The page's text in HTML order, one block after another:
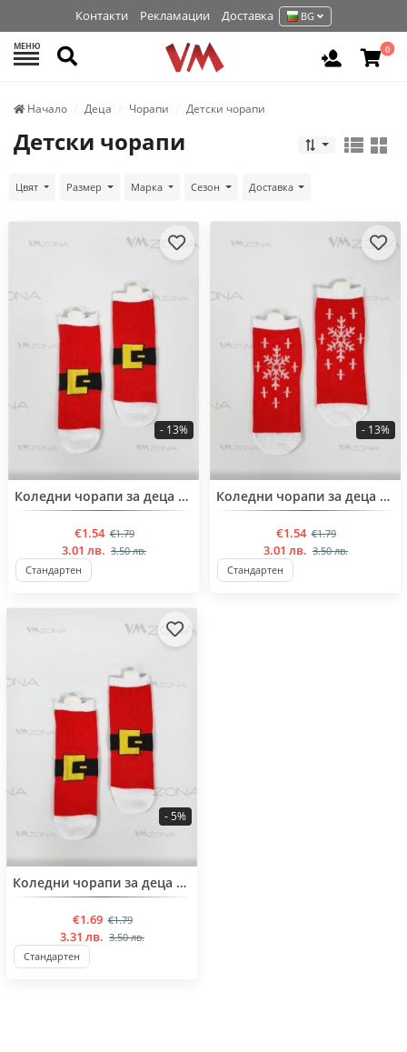
Контакти Рекламации Доставка BG
МЕНЮ Търси Вход /0
Начало Деца Чорапи Детски чорапи
Детски чорапи
Цвят Размер Марка Сезон Доставка
BESTSELLERКоледни чорапи за деца от 4 години до 5 години
€1.54 €1.79
- 13%
3.01 лв. 3.50 лв.
Стандартен
BESTSELLERКоледни чорапи за деца от 4 години до 5 години
€1.54 €1.79
- 13%
3.01 лв. 3.50 лв.
Стандартен
BESTSELLERКоледни чорапи за деца на 1 година
€1.69 €1.79
- 5%
3.31 лв. 3.50 лв.
Стандартен